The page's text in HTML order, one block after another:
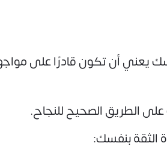
أن تكون قادرًا على
الطريق الصحيح للنجاح.
الثقة بنفسك: